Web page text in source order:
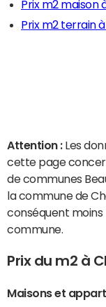
Prix m2 maison
Prix m2 terrain
Attention : Les
cette page
de communes
la commune de
conséquent
commune.
Prix du m2 à
Maisons et